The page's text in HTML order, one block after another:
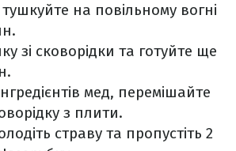
на повільному вогні
зі сковорідки та готуйте ще
мед, перемішайте
з плити.
страву та пропустіть 2